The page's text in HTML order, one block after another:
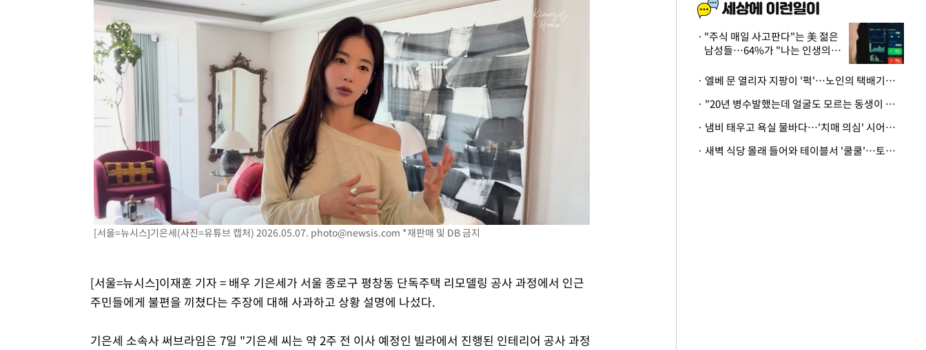
[서울=뉴시스]기은세(사진=유튜브 캡처) 2026.05.07. photo@newsis.com *재판매 및 DB 금지
[서울=뉴시스]이재훈 기자 = 배우 기은세가 서울 종로구 평창동 단독주택 리모델링 공사 과정에서 인근
주민들에게 불편을 끼쳤다는 주장에 대해 사과하고 상황 설명에 나섰다.
기은세 소속사 써브라임은 7일 "기은세 씨는 약 2주 전 이사 예정인 빌라에서 진행된 인테리어 공사 과정
"주식 매일 사고판다"는 美 젊은
남성들…64%가 "나는 인생의
· 엘베 문 열리자 지팡이 '퍽'…노인의 택배기사 폭행 이유
· "20년 병수발했는데 얼굴도 모르는 동생이 유산 절반을"…배다른 형제 상속권 있을까
· 냄비 태우고 욕실 물바다…'치매 의심' 시어머니 검사 권유했다가 '날벼락'
· 새벽 식당 몰래 들어와 테이블서 '쿨쿨'…토사물 남기고 사라진 남성